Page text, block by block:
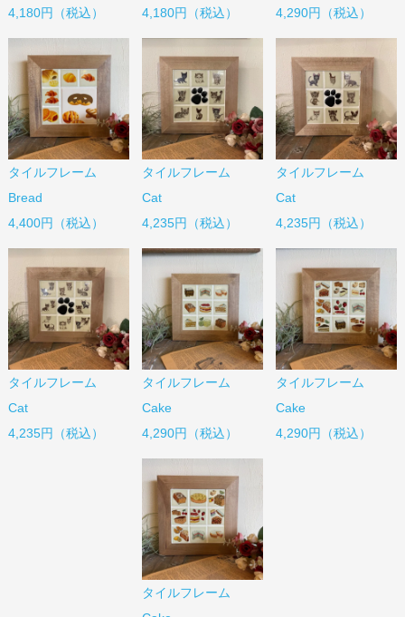
4,180円（税込） 4,180円（税込） 4,290円（税込）
タイルフレーム
Bread
4,400円（税込）
タイルフレーム
Cat
4,235円（税込）
タイルフレーム
Cat
4,235円（税込）
タイルフレーム
Cat
4,235円（税込）
タイルフレーム
Cake
4,290円（税込）
タイルフレーム
Cake
4,290円（税込）
タイルフレーム